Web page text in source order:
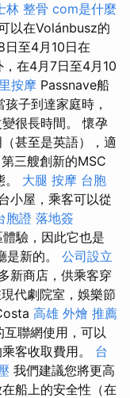
林 整骨 com是什麼
以在Volánbusz的
日至4月10日在
，在4月7日至4月10
按摩 Passnave船
孩子到達家庭時，
很長時間。 懷孕
甚至是英語），適
第三艘創新的MSC
大腿 按摩 台胞
小屋，乘客可以從
胞證 落地簽
驗，因此它也是
是新的。 公司設立
新商店，供乘客穿
代劇院室，娛樂節
高雄 外燴 推薦
聯網使用，可以
客收取費用。 台
我們建議您將更高
船上的安全性（在